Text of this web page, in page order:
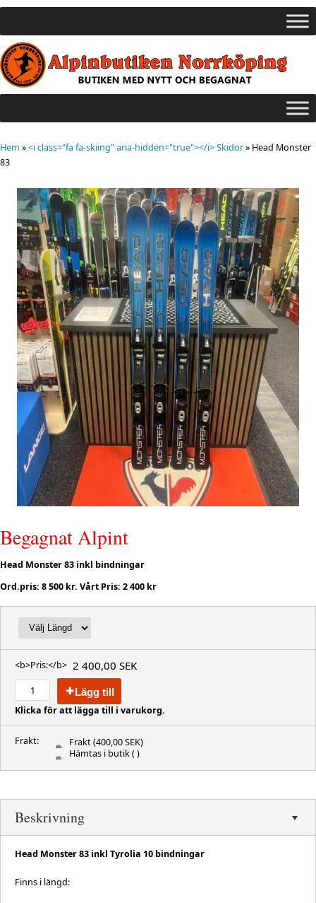
Hem »<i class="fa fa-skiing" aria-hidden="true"></i> Skidor» Head Monster
83
Begagnat Alpint
Head Monster 83 inkl bindningar
Ord.pris: 8 500 kr. Vårt Pris: 2 400 kr
<b>Pris:</b> 2 400,00 SEK
Lägg till
Klicka för att lägga till i varukorg.
Frakt: Frakt(400,00 SEK)
Hämtas i butik( )
Beskrivning
Head Monster 83 inkl Tyrolia 10 bindningar
Finns i längd: